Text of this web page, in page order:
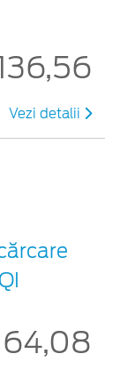
Vezi detalii